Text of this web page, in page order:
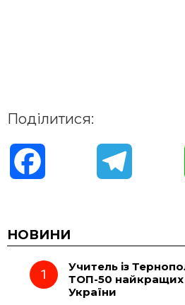
Поділитися:
c
e e
НОВИНИ
Учитель із
ТОП-50 найкращих
України